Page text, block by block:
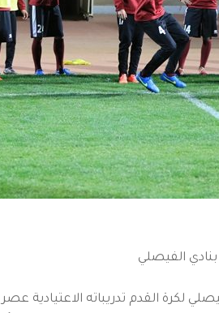
بنادي الفيصلي
لكرة القدم تدريباته الاعتيادية